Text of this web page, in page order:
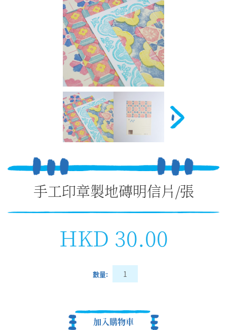
手工印章製地磚明信片/張
HKD 30.00
數量:
加入購物車